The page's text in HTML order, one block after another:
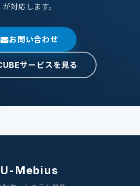
が対応します。
お問い合わせ
サービスを見る
U-Mebius